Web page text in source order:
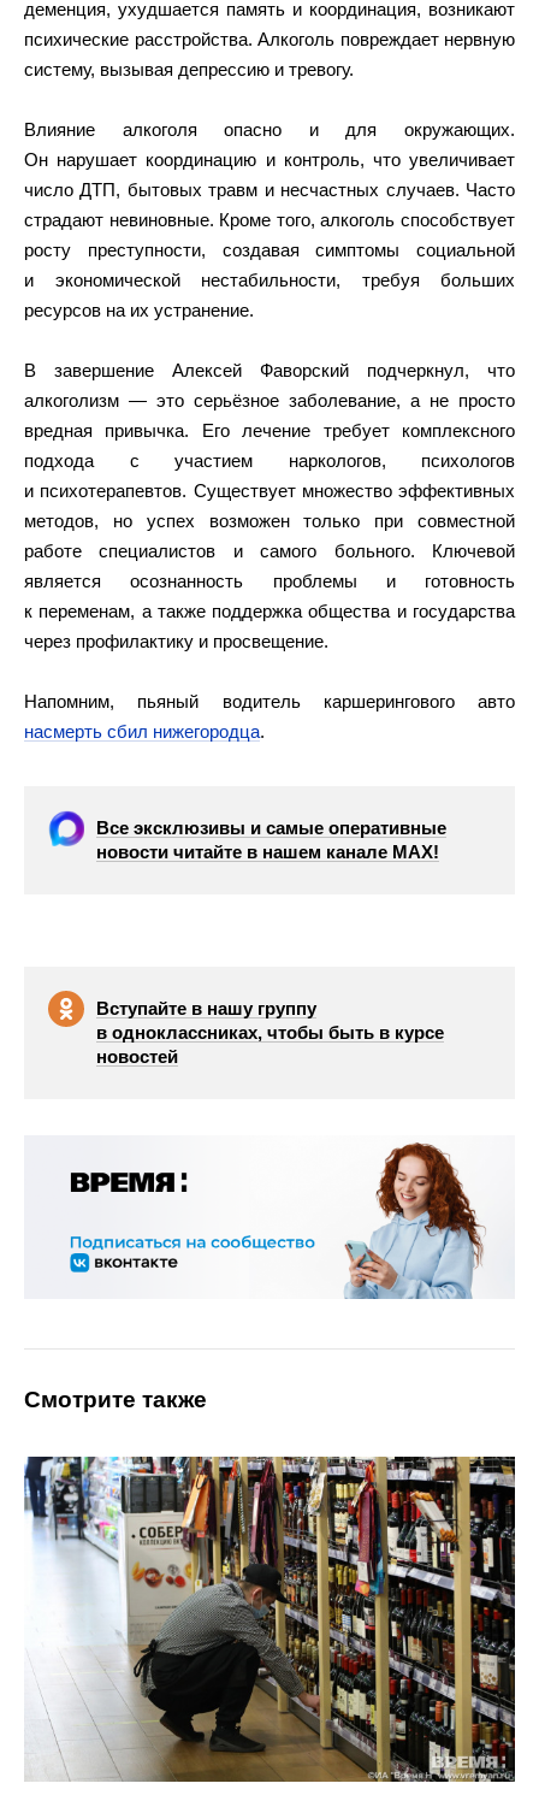
деменция, ухудшается память и координация, возникают
психические расстройства. Алкоголь повреждает нервную
систему, вызывая депрессию и тревогу.
Влияние алкоголя опасно и для окружающих.
Он нарушает координацию и контроль, что увеличивает
число ДТП, бытовых травм и несчастных случаев. Часто
страдают невиновные. Кроме того, алкоголь способствует
росту преступности, создавая симптомы социальной
и экономической нестабильности, требуя больших
ресурсов на их устранение.
В завершение Алексей Фаворский подчеркнул, что
алкоголизм — это серьёзное заболевание, а не просто
вредная привычка. Его лечение требует комплексного
подхода с участием наркологов, психологов
и психотерапевтов. Существует множество эффективных
методов, но успех возможен только при совместной
работе специалистов и самого больного. Ключевой
является осознанность проблемы и готовность
к переменам, а также поддержка общества и государства
через профилактику и просвещение.
Напомним, пьяный водитель каршерингового авто
насмерть сбил нижегородца.
Все эксклюзивы и самые оперативные
новости читайте в нашем канале МАХ!
Вступайте в нашу группу
в одноклассниках, чтобы быть в курсе
новостей
Смотрите также